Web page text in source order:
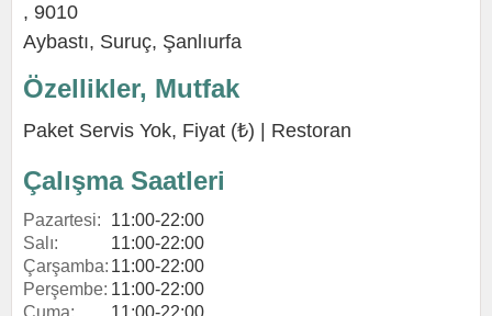
, 9010
Aybastı, Suruç, Şanlıurfa
Özellikler, Mutfak
Paket Servis Yok, Fiyat (₺) | Restoran
Çalışma Saatleri
Pazartesi:
11:00-22:00
Salı:
11:00-22:00
Çarşamba: 11:00-22:00
Perşembe: 11:00-22:00
Cuma:
11:00-22:00